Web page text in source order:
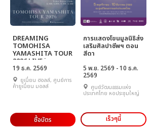
DREAMING
TOMOHISA
YAMASHITA TOUR
2026 LIVE in
BANGKOK
19 ธ.ค. 2569
ยูเนี่ยน ฮอลล์, ศูนย์การ
ค้ายูเนี่ยน มอลล์
ซื้อบัตร
การแสดงโขนมูลนิธิส่ง
เสริมศิลปาชีพฯ ตอน
สีดา
5 พ.ย. 2569 - 10 ธ.ค.
2569
ศูนย์วัฒนธรรมแห่ง
ประเทศไทย หอประชุมใหญ่
เร็วๆนี้